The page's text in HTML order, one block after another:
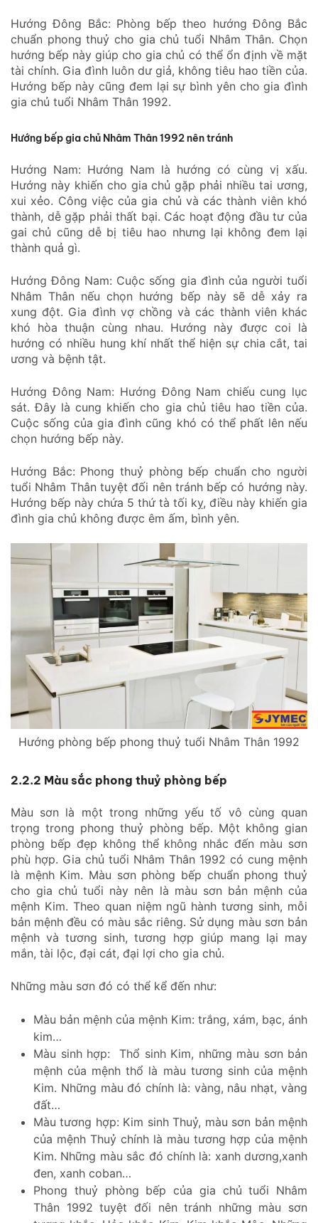
Hướng Đông Bắc: Phòng bếp theo hướng Đông Bắc
chuẩn phong thuỷ cho gia chủ tuổi Nhâm Thân. Chọn
hướng bếp này giúp cho gia chủ có thể ổn định về mặt
tài chính. Gia đình luôn dư giả, không tiêu hao tiền của.
Hướng bếp này cũng đem lại sự bình yên cho gia đình
gia chủ tuổi Nhâm Thân 1992.
Hướng bếp gia chủ Nhâm Thân 1992 nên tránh
Hướng Nam: Hướng Nam là hướng có cùng vị xấu.
Hướng này khiến cho gia chủ gặp phải nhiều tai ương,
xui xẻo. Công việc của gia chủ và các thành viên khó
thành, dễ gặp phải thất bại. Các hoạt động đầu tư của
gai chủ cũng dễ bị tiêu hao nhưng lại không đem lại
thành quả gì.
Hướng Đông Nam: Cuộc sống gia đình của người tuổi
Nhâm Thân nếu chọn hướng bếp này sẽ dễ xảy ra
xung đột. Gia đình vợ chồng và các thành viên khác
khó hòa thuận cùng nhau. Hướng này được coi là
hướng có nhiều hung khí nhất thể hiện sự chia cắt, tai
ương và bệnh tật.
Hướng Đông Nam: Hướng Đông Nam chiếu cung lục
sát. Đây là cung khiến cho gia chủ tiêu hao tiền của.
Cuộc sống của gia đình cũng khó có thể phất lên nếu
chọn hướng bếp này.
Hướng Bắc: Phong thuỷ phòng bếp chuẩn cho người
tuổi Nhâm Thân tuyệt đối nên tránh bếp có hướng này.
Hướng bếp này chứa 5 thứ tà tối kỵ, điều này khiến gia
đình gia chủ không được êm ấm, bình yên.
Hướng phòng bếp phong thuỷ tuổi Nhâm Thân 1992
2.2.2 Màu sắc phong thuỷ phòng bếp
Màu sơn là một trong những yếu tố vô cùng quan
trọng trong phong thuỷ phòng bếp. Một không gian
phòng bếp đẹp không thể không nhắc đến màu sơn
phù hợp. Gia chủ tuổi Nhâm Thân 1992 có cung mệnh
là mệnh Kim. Màu sơn phòng bếp chuẩn phong thuỷ
cho gia chủ tuổi này nên là màu sơn bản mệnh của
mệnh Kim. Theo quan niệm ngũ hành tương sinh, mỗi
bản mệnh đều có màu sắc riêng. Sử dụng màu sơn bản
mệnh và tương sinh, tương hợp giúp mang lại may
mắn, tài lộc, đại cát, đại lợi cho gia chủ.
Những màu sơn đó có thể kể đến như:
Màu bản mệnh của mệnh Kim: trắng, xám, bạc, ánh
kim…
Màu sinh hợp: Thổ sinh Kim, những màu sơn bản
mệnh của mệnh thổ là màu tương sinh của mệnh
Kim. Những màu đó chính là: vàng, nâu nhạt, vàng
đất…
Màu tương hợp: Kim sinh Thuỷ, màu sơn bản mệnh
của mệnh Thuỷ chính là màu tương hợp của mệnh
Kim. Những màu sắc đó chính là: xanh dương,xanh
đen, xanh coban…
Phong thuỷ phòng bếp của gia chủ tuổi Nhâm
Thân 1992 tuyệt đối nên tránh những màu sơn